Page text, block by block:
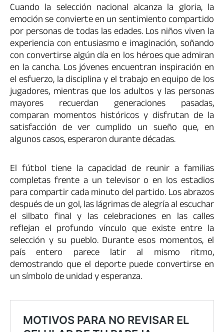
Cuando la selección nacional alcanza la gloria, la
emoción se convierte en un sentimiento compartido
por personas de todas las edades. Los niños viven la
experiencia con entusiasmo e imaginación, soñando
con convertirse algún día en los héroes que admiran
en la cancha. Los jóvenes encuentran inspiración en
el esfuerzo, la disciplina y el trabajo en equipo de los
jugadores, mientras que los adultos y las personas
mayores recuerdan generaciones pasadas,
comparan momentos históricos y disfrutan de la
satisfacción de ver cumplido un sueño que, en
algunos casos, esperaron durante décadas.
El fútbol tiene la capacidad de reunir a familias
completas frente a un televisor o en los estadios
para compartir cada minuto del partido. Los abrazos
después de un gol, las lágrimas de alegría al escuchar
el silbato final y las celebraciones en las calles
reflejan el profundo vínculo que existe entre la
selección y su pueblo. Durante esos momentos, el
país entero parece latir al mismo ritmo,
demostrando que el deporte puede convertirse en
un símbolo de unidad y esperanza.